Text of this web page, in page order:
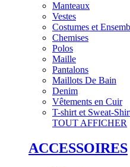
Manteaux
Vestes
Costumes et
Chemises
Polos
Maille
Pantalons
Maillots De Bain
Denim
Vêtements en Cuir
T-shirt et Sweat-
TOUT AFFICHER
ACCESSOIRES